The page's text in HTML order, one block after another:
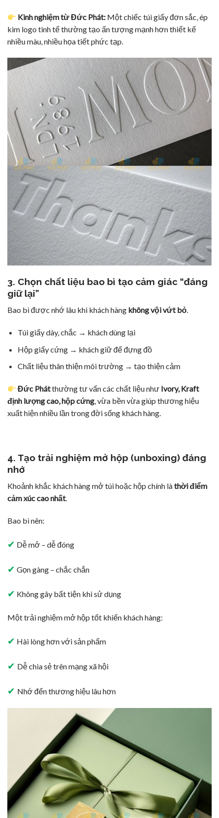
Kinh nghiệm từ Đức Phát: Một chiếc túi giấy đơn sắc, ép
kim logo tinh tế thường tạo ấn tượng mạnh hơn thiết kế
nhiều màu, nhiều họa tiết phức tạp.
3. Chọn chất liệu bao bì tạo cảm giác “đáng
giữ lại”
Bao bì được nhớ lâu khi khách hàng không vội vứt bỏ.
Túi giấy dày, chắc → khách dùng lại
Hộp giấy cứng → khách giữ để đựng đồ
Chất liệu thân thiện môi trường → tạo thiện cảm
Đức Phátthường tư vấn các chất liệu như Ivory, Kraft
định lượng cao, hộp cứng, vừa bền vừa giúp thương hiệu
xuất hiện nhiều lần trong đời sống khách hàng.
4. Tạo trải nghiệm mở hộp (unboxing) đáng
nhớ
Khoảnh khắc khách hàng mở túi hoặc hộp chính làthời điểm
cảm xúc cao nhất.
Bao bì nên:
✔ Dễ mở – dễ đóng
✔ Gọn gàng – chắc chắn
✔ Không gây bất tiện khi sử dụng
Một trải nghiệm mở hộp tốt khiến khách hàng:
✔ Hài lòng hơn với sản phẩm
✔ Dễ chia sẻ trên mạng xã hội
✔ Nhớ đến thương hiệu lâu hơn